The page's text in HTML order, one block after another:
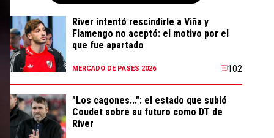
River intentó rescindirle a Viña y
Flamengo no aceptó: el motivo por el
que fue apartado
MERCADO DE PASES 2026 102
"Los cagones...": el estado que subió
Coudet sobre su futuro como DT de
River